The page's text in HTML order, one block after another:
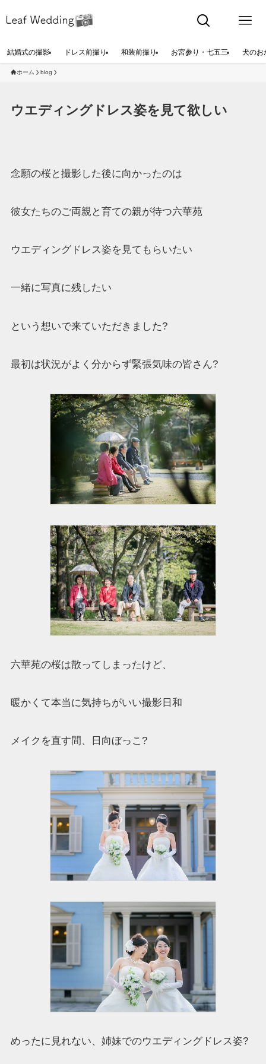
結婚式の撮影 ドレス前撮り 和装前撮り お宮参り・七五三 犬のお
ホーム blog
ウエディングドレス姿を見て欲しい
念願の桜と撮影した後に向かったのは
彼女たちのご両親と育ての親が待つ六華苑
ウエディングドレス姿を見てもらいたい
一緒に写真に残したい
という想いで来ていただきました?
最初は状況がよく分からず緊張気味の皆さん?
六華苑の桜は散ってしまったけど、
暖かくて本当に気持ちがいい撮影日和
メイクを直す間、日向ぼっこ?
めったに見れない、姉妹でのウエディングドレス姿?